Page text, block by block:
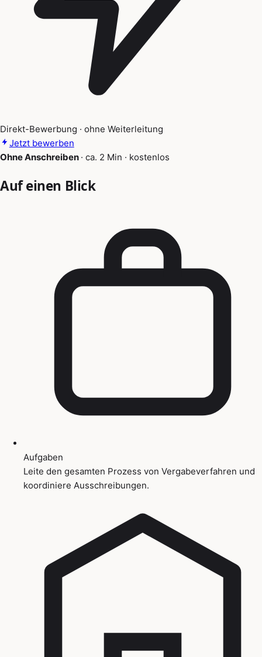
Direkt-Bewerbung · ohne Weiterleitung
Jetzt bewerben
Ohne Anschreiben · ca. 2 Min · kostenlos
Auf einen Blick
Aufgaben
Leite den gesamten Prozess von Vergabeverfahren und
koordiniere Ausschreibungen.